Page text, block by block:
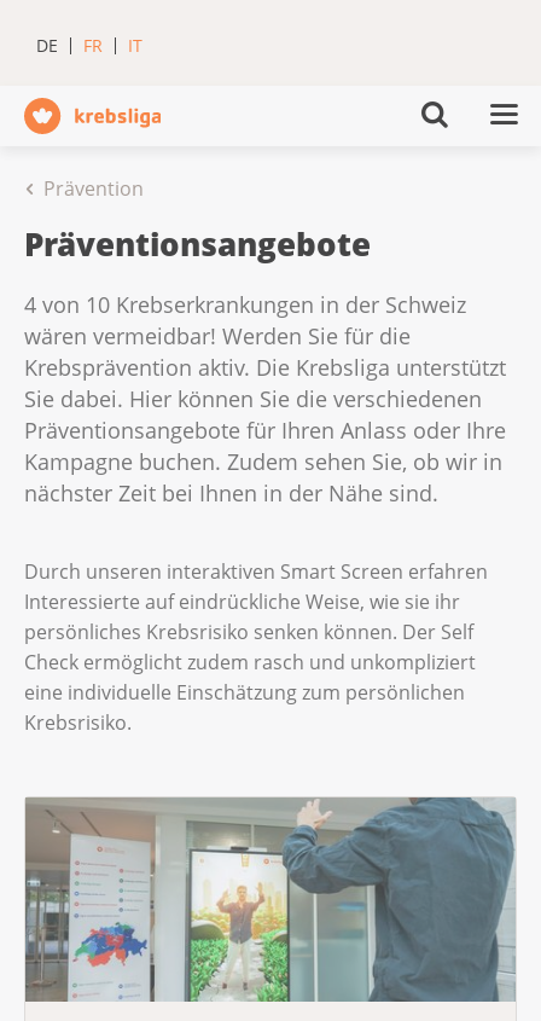
DE FR IT
Prävention
Präventionsangebote
4 von 10 Krebserkrankungen in der Schweiz
wären vermeidbar! Werden Sie für die
Krebsprävention aktiv. Die Krebsliga unterstützt
Sie dabei. Hier können Sie die verschiedenen
Präventionsangebote für Ihren Anlass oder Ihre
Kampagne buchen. Zudem sehen Sie, ob wir in
nächster Zeit bei Ihnen in der Nähe sind.
Durch unseren interaktiven Smart Screen erfahren
Interessierte auf eindrückliche Weise, wie sie ihr
persönliches Krebsrisiko senken können. Der Self
Check ermöglicht zudem rasch und unkompliziert
eine individuelle Einschätzung zum persönlichen
Krebsrisiko.